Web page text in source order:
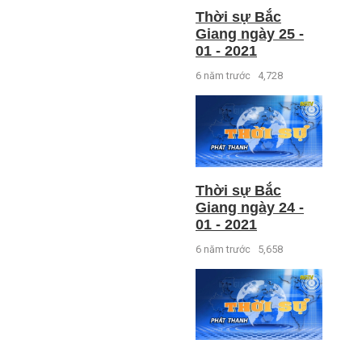
Thời sự Bắc
Giang ngày 25 -
01 - 2021
6 năm trước 4,728
Thời sự Bắc
Giang ngày 24 -
01 - 2021
6 năm trước 5,658